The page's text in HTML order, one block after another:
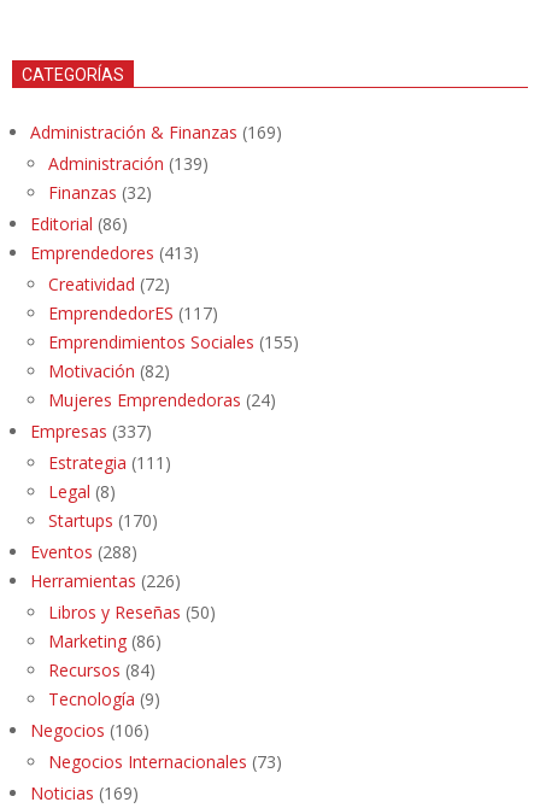
CATEGORÍAS
Administración & Finanzas (169)
Administración (139)
Finanzas (32)
Editorial (86)
Emprendedores (413)
Creatividad (72)
EmprendedorES (117)
Emprendimientos Sociales (155)
Motivación (82)
Mujeres Emprendedoras (24)
Empresas (337)
Estrategia (111)
Legal (8)
Startups (170)
Eventos (288)
Herramientas (226)
Libros y Reseñas (50)
Marketing (86)
Recursos (84)
Tecnología (9)
Negocios (106)
Negocios Internacionales (73)
Noticias (169)